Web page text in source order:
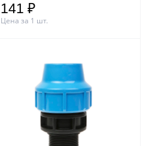
141 ₽
Цена за 1 шт.